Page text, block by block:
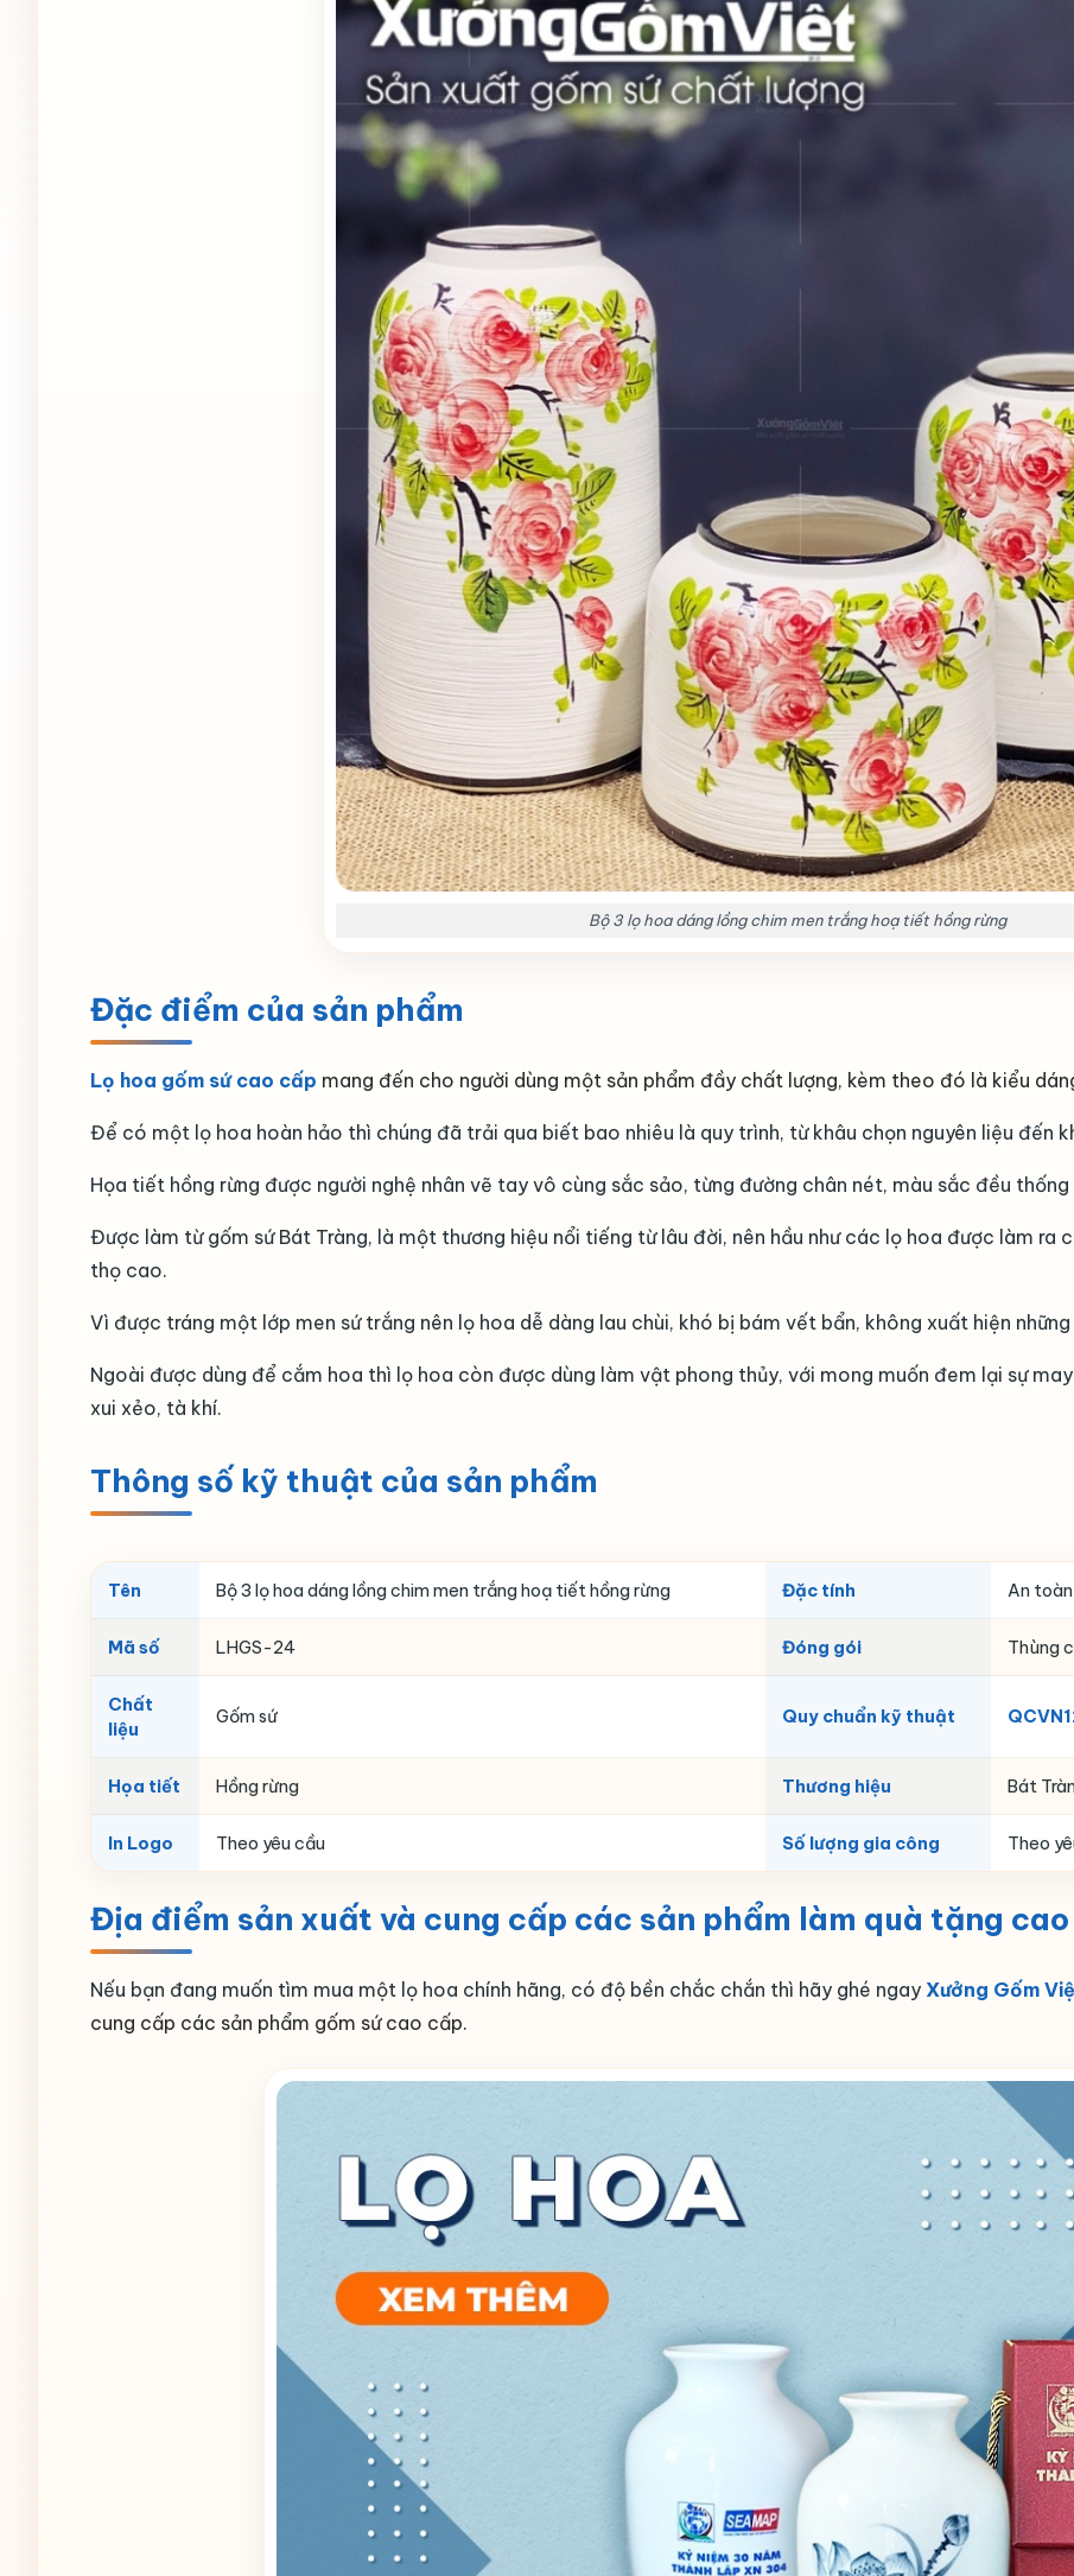
Bộ 3 lọ hoa dáng lồng chim men trắng hoạ tiết hồng rừng
Đặc điểm của sản phẩm
Lọ hoa gốm sứ cao cấp mang đến cho người dùng một sản phẩm đầy chất lượng, kèm theo đó là kiểu
Để có một lọ hoa hoàn hảo thì chúng đã trải qua biết bao nhiêu là quy trình, từ khâu chọn nguyên liệu đến
Họa tiết hồng rừng được người nghệ nhân vẽ tay vô cùng sắc sảo, từng đường chân nét, màu sắc đều
Được làm từ gốm sứ Bát Tràng, là một thương hiệu nổi tiếng từ lâu đời, nên hầu như các lọ hoa được làm
thọ cao.
Vì được tráng một lớp men sứ trắng nên lọ hoa dễ dàng lau chùi, khó bị bám vết bẩn, không xuất hiện
Ngoài được dùng để cắm hoa thì lọ hoa còn được dùng làm vật phong thủy, với mong muốn đem lại sự
xui xẻo, tà khí.
Thông số kỹ thuật của sản phẩm
Tên Bộ 3 lọ hoa dáng lồng chim men trắng hoạ tiết hồng rừng Đặc tính An
Mã số LHGS-24 Đóng gói Thùng
Chất
liệu
Gốm sứ Quy chuẩn kỹ thuật
Họa tiết Hồng rừng Thương hiệu Bát
In Logo Theo yêu cầu Số lượng gia công Theo
Địa điểm sản xuất và cung cấp các sản phẩm làm quà tặng
Nếu bạn đang muốn tìm mua một lọ hoa chính hãng, có độ bền chắc chắn thì hãy ghé ngay Xưởng Gốm
cung cấp các sản phẩm gốm sứ cao cấp.